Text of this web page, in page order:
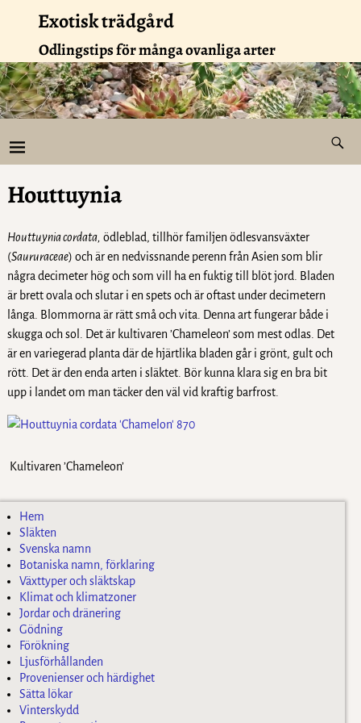
Exotisk trädgård
Odlingstips för många ovanliga arter
Houttuynia
Houttuynia cordata, ödleblad, tillhör familjen ödlesvansväxter
(Saururaceae) och är en nedvissnande perenn från Asien som blir
några decimeter hög och som vill ha en fuktig till blöt jord. Bladen
är brett ovala och slutar i en spets och är oftast under decimetern
långa. Blommorna är rätt små och vita. Denna art fungerar både i
skugga och sol. Det är kultivaren ’Chameleon’ som mest odlas. Det
är en variegerad planta där de hjärtlika bladen går i grönt, gult och
rött. Det är den enda arten i släktet. Bör kunna klara sig en bra bit
upp i landet om man täcker den väl vid kraftig barfrost.
Kultivaren ’Chameleon’
Hem
Släkten
Svenska namn
Botaniska namn, förklaring
Växttyper och släktskap
Klimat och klimatzoner
Jordar och dränering
Gödning
Förökning
Ljusförhållanden
Provenienser och härdighet
Sätta lökar
Vinterskydd